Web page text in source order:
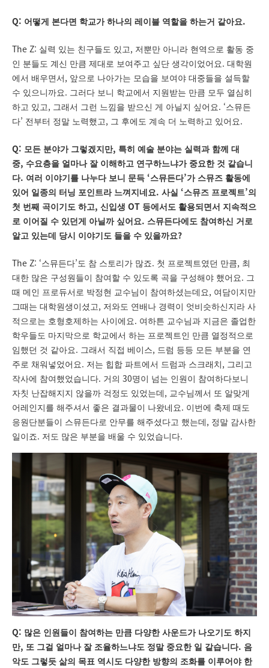
Q: 어떻게 본다면 학교가 하나의 레이블 역할을 하는거 같아요.
The Z: 실력 있는 친구들도 있고 , 저뿐만 아니라 현역으로 활동 중
인 분들도 계신 만큼 제대로 보여주고 싶단 생각이었어요 . 대학원
에서 배우면서 , 앞으로 나아가는 모습을 보여야 대중들을 설득할
수 있으니까요 . 그러다 보니 학교에서 지원받는 만큼 모두 열심히
하고 있고 , 그래서 그런 느낌을 받으신 게 아닐지 싶어요 . ‘스뮤든
다’ 전부터 정말 노력했고 , 그 후에도 계속 더 노력하고 있어요 .
Q: 모든 분야가 그렇겠지만, 특히 예술 분야는 실력과 함께 대
중, 수요층을 얼마나 잘 이해하고 연구하느냐가 중요한 것 같습니
다. 여러 이야기를 나누다 보니 문득 ‘스뮤든다’가 스뮤즈 활동에
있어 일종의 터닝 포인트라 느껴지네요. 사실 ‘스뮤즈 프로젝트’의
첫 번째 곡이기도 하고, 신입생 OT 등에서도 활용되면서 지속적으
로 이어질 수 있던게 아닐까 싶어요. 스뮤든다에도 참여하신 거로
알고 있는데 당시 이야기도 들을 수 있을까요?
The Z: ‘스뮤든다’ 도 참 스토리가 많죠. 첫 프로젝트였던 만큼, 최
대한 많은 구성원들이 참여할 수 있도록 곡을 구성해야 했어요 . 그
때 메인 프로듀서로 박정현 교수님이 참여하셨는데요 , 여담이지만
그때는 대학원생이셨고 , 저와도 연배나 경력이 엇비슷하신지라 사
적으로는 호형호제하는 사이에요 . 여하튼 교수님과 지금은 졸업한
학우들도 마지막으로 학교에서 하는 프로젝트인 만큼 열정적으로
임했던 것 같아요 . 그래서 직접 베이스, 드럼 등등 모든 부분을 연
주로 채워넣었어요 . 저는 힙합 파트에서 드럼과 스크래치 , 그리고
작사에 참여했었습니다. 거의 30명이 넘는 인원이 참여하다보니
자칫 난잡해지지 않을까 걱정도 있었는데 , 교수님께서 또 알맞게
어레인지를 해주셔서 좋은 결과물이 나왔네요 . 이번에 축제 때도
응원단분들이 스뮤든다로 안무를 해주셨다고 했는데 , 정말 감사한
일이죠. 저도 많은 부분을 배울 수 있었습니다.
Q: 많은 인원들이 참여하는 만큼 다양한 사운드가 나오기도 하지
만, 또 그걸 얼마나 잘 조율하느냐도 정말 중요한 일 같습니다. 음
악도 그렇듯 삶의 목표 역시도 다양한 방향의 조화를 이루어야 한